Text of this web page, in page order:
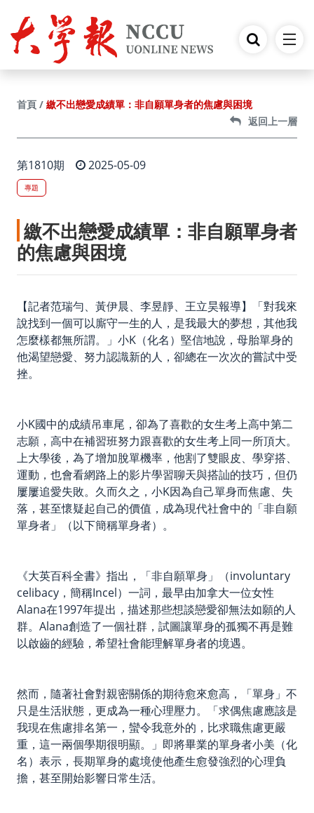
首頁
繳不出戀愛成績單：非自願單身者的焦慮與困境
返回上一層
第1810期 2025-05-09
專題
繳不出戀愛成績單：非自願單身者
的焦慮與困境
【記者范瑞勻、黃伊晨、李昱靜、王立昊報導】「對我來
說找到一個可以廝守一生的人，是我最大的夢想，其他我
怎麼樣都無所謂。」小K（化名）堅信地說，母胎單身的
他渴望戀愛、努力認識新的人，卻總在一次次的嘗試中受
挫。
小K國中的成績吊車尾，卻為了喜歡的女生考上高中第二
志願，高中在補習班努力跟喜歡的女生考上同一所頂大。
上大學後，為了增加脫單機率，他割了雙眼皮、學穿搭、
運動，也會看網路上的影片學習聊天與搭訕的技巧，但仍
屢屢追愛失敗。久而久之，小K因為自己單身而焦慮、失
落，甚至懷疑起自己的價值，成為現代社會中的「非自願
單身者」（以下簡稱單身者）。
《大英百科全書》指出，「非自願單身」（involuntary
celibacy，簡稱Incel）一詞，最早由加拿大一位女性
Alana在1997年提出，描述那些想談戀愛卻無法如願的人
群。Alana創造了一個社群，試圖讓單身的孤獨不再是難
以啟齒的經驗，希望社會能理解單身者的境遇。
然而，隨著社會對親密關係的期待愈來愈高，「單身」不
只是生活狀態，更成為一種心理壓力。「求偶焦慮應該是
我現在焦慮排名第一，蠻令我意外的，比求職焦慮更嚴
重，這一兩個學期很明顯。」即將畢業的單身者小美（化
名）表示，長期單身的處境使他產生愈發強烈的心理負
擔，甚至開始影響日常生活。